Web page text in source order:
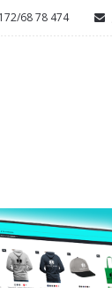
68 78 474